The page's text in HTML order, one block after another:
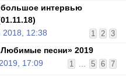
интервью
1 2 3
2018, 12:38
песни» 2019
1 ... 5 6 7
17:09